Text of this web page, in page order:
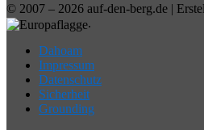
© 2007 – 2026 auf-den-berg.de |
.
Dahoam
Impressum
Datenschutz
Sicherheit
Grounding